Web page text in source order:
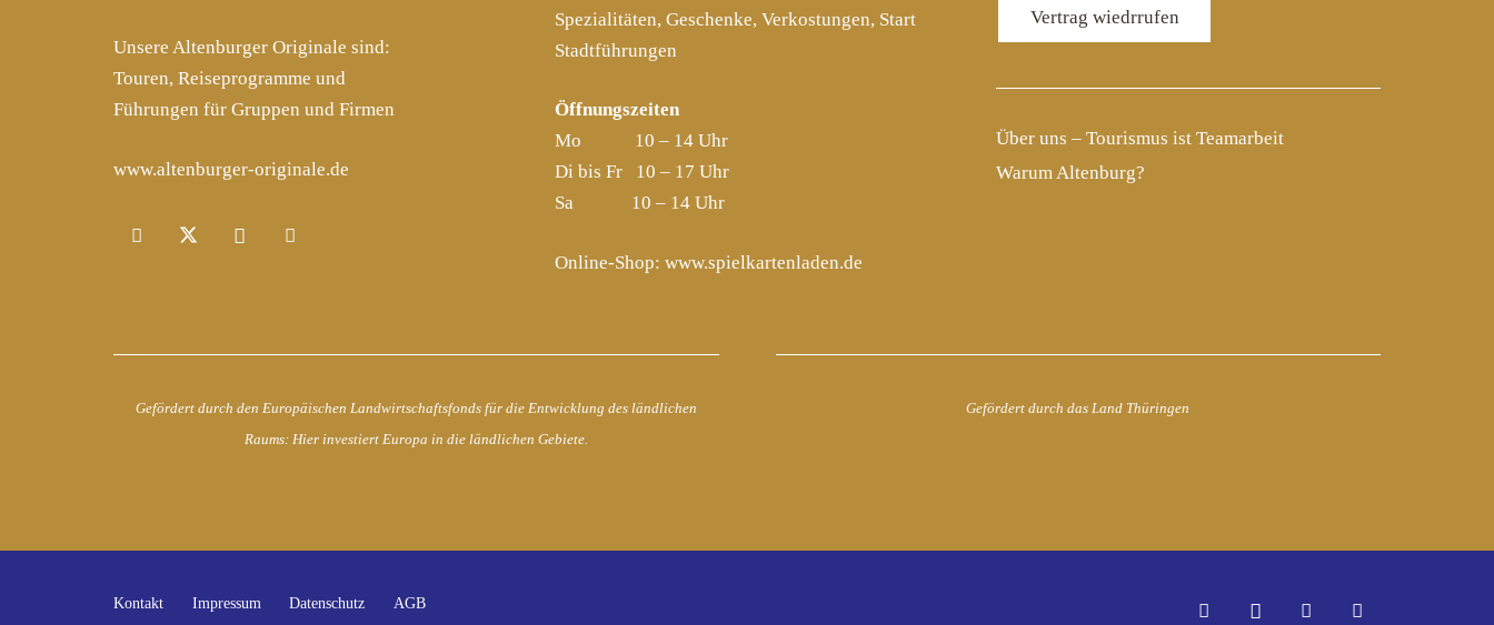
Unsere Altenburger Originale sind:
Touren, Reiseprogramme und
Führungen für Gruppen und Firmen
www.altenburger-originale.de
Spezialitäten, Geschenke, Verkostungen, Start
Stadtführungen
Öffnungszeiten
Mo 10 – 14 Uhr
Di bis Fr 10 – 17 Uhr
Sa 10 – 14 Uhr
Online-Shop: www.spielkartenladen.de
Vertrag wiedrrufen
Über uns – Tourismus ist Teamarbeit
Warum Altenburg?
Gefördert durch den Europäischen Landwirtschaftsfonds für die Entwicklung des ländlichen
Raums: Hier investiert Europa in die ländlichen Gebiete.
Gefördert durch das Land Thüringen
Kontakt Impressum Datenschutz AGB